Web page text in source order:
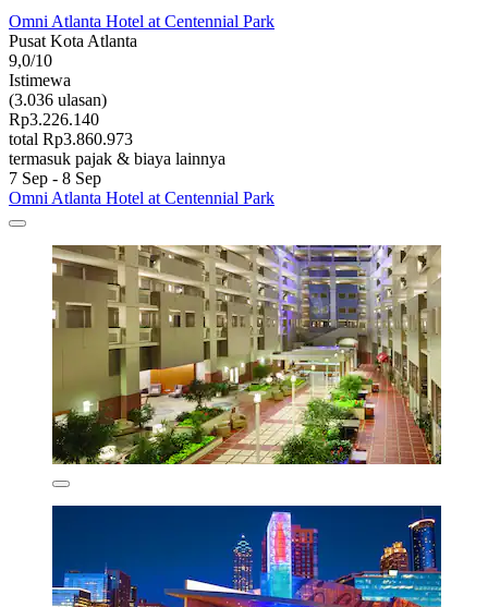
Omni Atlanta Hotel at Centennial Park
Pusat Kota Atlanta
9,0/10
Istimewa
(3.036 ulasan)
Rp3.226.140
total Rp3.860.973
termasuk pajak & biaya lainnya
7 Sep - 8 Sep
Omni Atlanta Hotel at Centennial Park